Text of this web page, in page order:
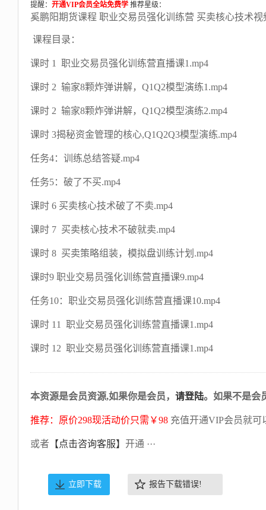
提醒： 开通VIP会员全站免费学 推荐星级：
奚鹏阳期货课程 职业交易员强化训练营 买卖核心技术
课程目录：
课时 1 职业交易员强化训练营直播课1.mp4
课时 2 输家8颗炸弹讲解，Q1Q2模型演练1.mp4
课时 2 输家8颗炸弹讲解，Q1Q2模型演练2.mp4
课时 3揭秘资金管理的核心,Q1Q2Q3模型演练.mp4
任务4：训练总结答疑.mp4
任务5：破了不买.mp4
课时 6 买卖核心技术破了不卖.mp4
课时 7 买卖核心技术不破就卖.mp4
课时 8 买卖策略组装，模拟盘训练计划.mp4
课时9 职业交易员强化训练营直播课9.mp4
任务10：职业交易员强化训练营直播课10.mp4
课时 11 职业交易员强化训练营直播课1.mp4
课时 12 职业交易员强化训练营直播课1.mp4
本资源是会员资源,如果你是会员， 请登陆。如果不是会
推荐：原价298现活动价只需￥98 充值开通VIP会员就可
或者 【点击咨询客服】 开通 ···
立即下载 报告下载错误!